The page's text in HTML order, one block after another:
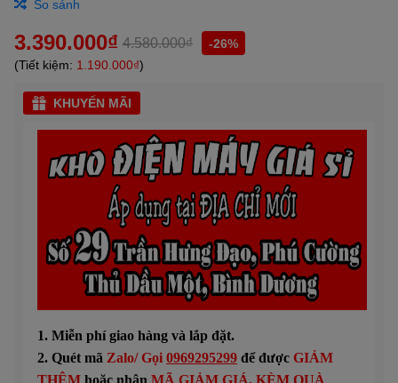
So sánh
3.390.000₫ 4.580.000₫
-26%
(Tiết kiệm: 1.190.000₫)
KHUYẾN MÃI
1. Miễn phí giao hàng và lắp đặt.
2. Quét mã Zalo/ Gọi 0969295299 để được GIẢM
THÊM hoặc nhận MÃ GIẢM GIÁ, KÈM QUÀ